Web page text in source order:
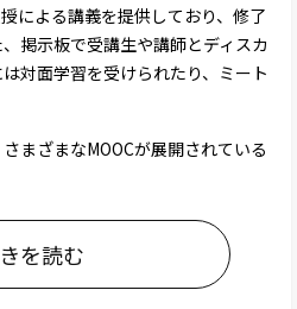
による講義を提供しており、修了
掲示板で受講生や講師とディスカ
対面学習を受けられたり、ミート
まざまなMOOCが展開されている
を読む